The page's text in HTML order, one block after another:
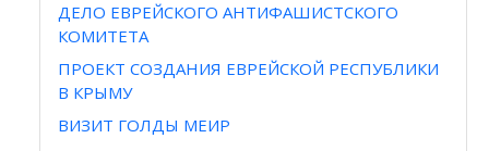
ДЕЛО ЕВРЕЙСКОГО АНТИФАШИСТСКОГО
КОМИТЕТА
ПРОЕКТ СОЗДАНИЯ ЕВРЕЙСКОЙ РЕСПУБЛИКИ
В КРЫМУ
ВИЗИТ ГОЛДЫ МЕИР